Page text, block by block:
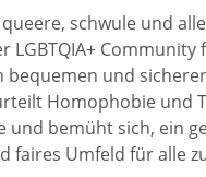
schwule und
LGBTQIA+ Community
bequemen und
Homophobie und
und bemüht sich, ein
faires Umfeld für alle